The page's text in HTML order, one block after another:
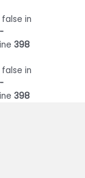
in
398
in
398